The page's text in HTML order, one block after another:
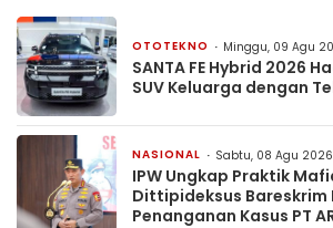
OTOTEKNO Minggu, 09 Agu
SANTA FE Hybrid 2026
SUV Keluarga dengan
NASIONAL Sabtu, 08 Agu 2026
IPW Ungkap Praktik
Dittipideksus Bareskrim
Penanganan Kasus PT